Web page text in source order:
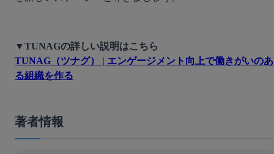
▼TUNAGの詳しい説明はこちら
TUNAG（ツナグ） | エンゲージメント向上で働きがいのあ
る組織を作る
著者情報